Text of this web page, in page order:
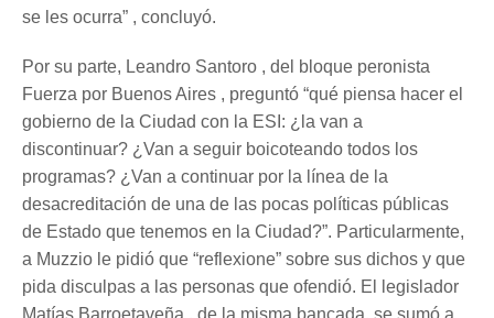
se les ocurra” , concluyó.
Por su parte, Leandro Santoro , del bloque peronista
Fuerza por Buenos Aires , preguntó “qué piensa hacer el
gobierno de la Ciudad con la ESI: ¿la van a
discontinuar? ¿Van a seguir boicoteando todos los
programas? ¿Van a continuar por la línea de la
desacreditación de una de las pocas políticas públicas
de Estado que tenemos en la Ciudad?”. Particularmente,
a Muzzio le pidió que “reflexione” sobre sus dichos y que
pida disculpas a las personas que ofendió. El legislador
Matías Barroetaveña , de la misma bancada, se sumó a